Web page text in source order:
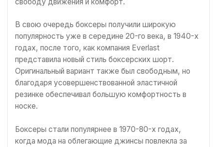
В свою очередь боксеры получили широкую
популярность уже в середине 20-го века, в 1940-х
годах, после того, как компания Everlast
представила новый стиль боксерских шорт.
Оригинальный вариант также был свободным, но
благодаря усовершенствованной эластичной
резинке обеспечивал большую комфортность в
носке.
Боксеры стали популярнее в 1970-80-х годах,
когда мода на облегающие джинсы повлекла за